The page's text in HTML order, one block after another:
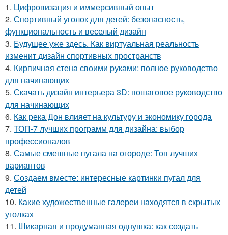
1. Цифровизация и иммерсивный опыт
2. Спортивный уголок для детей: безопасность,
функциональность и веселый дизайн
3. Будущее уже здесь. Как виртуальная реальность
изменит дизайн спортивных пространств
4. Кирпичная стена своими руками: полное руководство
для начинающих
5. Скачать дизайн интерьера 3D: пошаговое руководство
для начинающих
6. Как река Дон влияет на культуру и экономику города
7. ТОП-7 лучших программ для дизайна: выбор
профессионалов
8. Самые смешные пугала на огороде: Топ лучших
вариантов
9. Создаем вместе: интересные картинки пугал для
детей
10. Какие художественные галереи находятся в скрытых
уголках
11. Шикарная и продуманная однушка: как создать